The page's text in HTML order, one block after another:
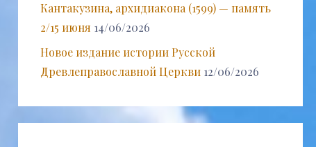
Кантакузина, архидиакона (1599) — память
2/15 июня 14/06/2026
Новое издание истории Русской
Древлеправославной Церкви 12/06/2026